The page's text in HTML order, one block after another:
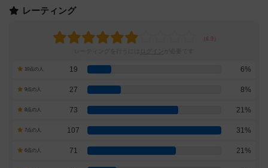
レーティング
10点の人 19 6%
9点の人 27 8%
8点の人 73 21%
7点の人 107 31%
6点の人 71 21%